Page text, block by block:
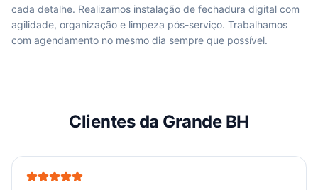
cada detalhe. Realizamos instalação de fechadura digital com
agilidade, organização e limpeza pós-serviço. Trabalhamos
com agendamento no mesmo dia sempre que possível.
Clientes da Grande BH